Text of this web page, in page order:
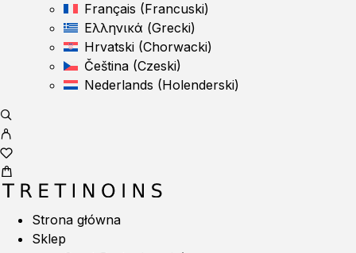
Français (Francuski)
Ελληνικά (Grecki)
Hrvatski (Chorwacki)
Čeština (Czeski)
Nederlands (Holenderski)
Strona główna
Sklep